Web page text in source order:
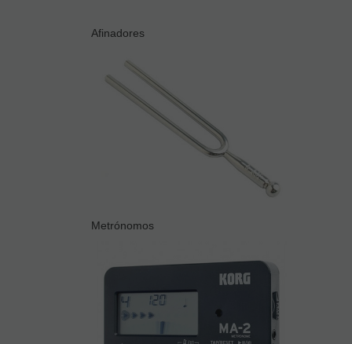
Afinadores
Metrónomos